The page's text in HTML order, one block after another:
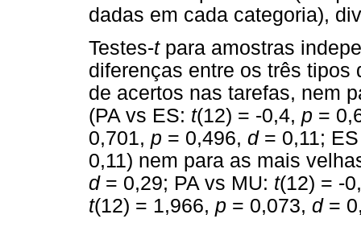
dadas em cada categoria),
Testes-tpara amostras
diferenças entre os três tipos
de acertos nas tarefas, nem
(PA vs ES: t(12) = -0,4, p =
0,701, p = 0,496, d= 0,11;
0,11) nem para as mais
d= 0,29; PA vs MU: t(12) = -
t(12) = 1,966, p = 0,073, d=